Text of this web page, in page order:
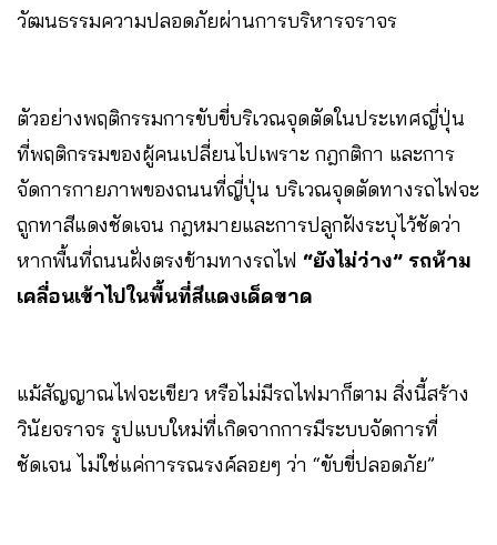
วัฒนธรรมความปลอดภัยผ่านการบริหารจราจร
ตัวอย่างพฤติกรรมการขับขี่บริเวณจุดตัดในประเทศญี่ปุ่น
ที่พฤติกรรมของผู้คนเปลี่ยนไปเพราะ กฎกติกา และการ
จัดการกายภาพของถนนที่ญี่ปุ่น บริเวณจุดตัดทางรถไฟจะ
ถูกทาสีแดงชัดเจน กฎหมายและการปลูกฝังระบุไว้ชัดว่า
หากพื้นที่ถนนฝั่งตรงข้ามทางรถไฟ “ยังไม่ว่าง” รถห้าม
เคลื่อนเข้าไปในพื้นที่สีแดงเด็ดขาด
แม้สัญญาณไฟจะเขียว หรือไม่มีรถไฟมาก็ตาม สิ่งนี้สร้าง
วินัยจราจร รูปแบบใหม่ที่เกิดจากการมีระบบจัดการที่
ชัดเจน ไม่ใช่แค่การรณรงค์ลอยๆ ว่า “ขับขี่ปลอดภัย”